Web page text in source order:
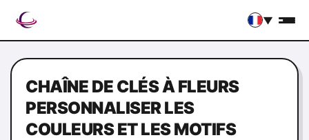
▼
CHAÎNE DE CLÉS À FLEURS
PERSONNALISER LES
COULEURS ET LES MOTIFS